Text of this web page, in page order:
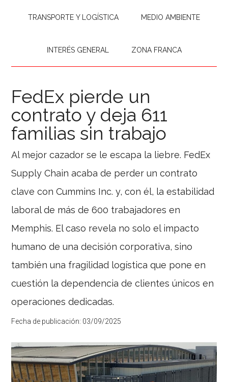
TRANSPORTE Y LOGÍSTICA MEDIO AMBIENTE
INTERÉS GENERAL ZONA FRANCA
FedEx pierde un
contrato y deja 611
familias sin trabajo
Al mejor cazador se le escapa la liebre. FedEx
Supply Chain acaba de perder un contrato
clave con Cummins Inc. y, con él, la estabilidad
laboral de más de 600 trabajadores en
Memphis. El caso revela no solo el impacto
humano de una decisión corporativa, sino
también una fragilidad logística que pone en
cuestión la dependencia de clientes únicos en
operaciones dedicadas.
Fecha de publicación: 03/09/2025